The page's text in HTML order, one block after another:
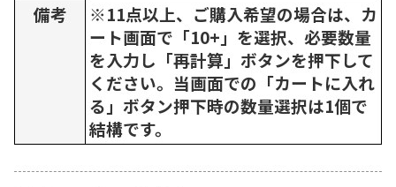
備考
※11点以上、ご購入希望の場合は、カ
ート画面で「10+」を選択、必要数量
を入力し「再計算」ボタンを押下して
ください。当画面での「カートに入れ
る」ボタン押下時の数量選択は1個で
結構です。